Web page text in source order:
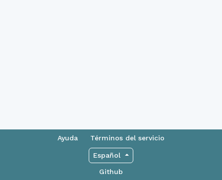
Ayuda Términos del servicio
Español
Github